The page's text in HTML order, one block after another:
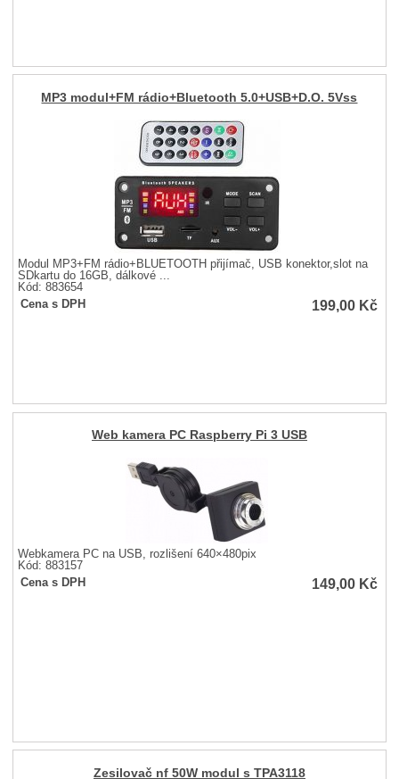
MP3 modul+FM rádio+Bluetooth 5.0+USB+D.O. 5Vss
Modul MP3+FM rádio+BLUETOOTH přijímač, USB konektor,slot na
SDkartu do 16GB, dálkové ...
Kód: 883654
Cena s DPH
199,00 Kč
Web kamera PC Raspberry Pi 3 USB
Webkamera PC na USB, rozlišení 640×480pix
Kód: 883157
Cena s DPH
149,00 Kč
Zesilovač nf 50W modul s TPA3118